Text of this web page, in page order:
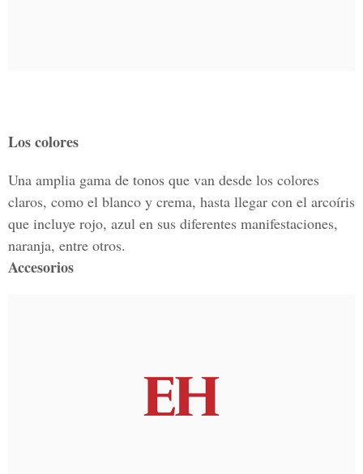
Los colores
Una amplia gama de tonos que van desde los colores
claros, como el blanco y crema, hasta llegar con el arcoíris
que incluye rojo, azul en sus diferentes manifestaciones,
naranja, entre otros.
Accesorios